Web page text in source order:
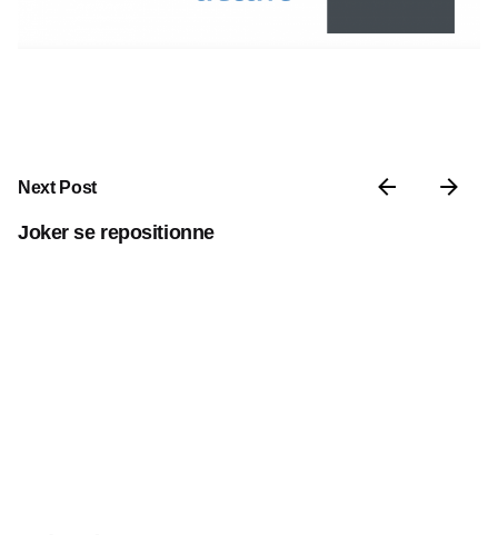
Next Post
Joker se repositionne